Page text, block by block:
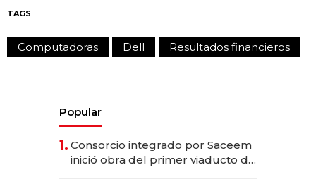
TAGS
Computadoras Dell Resultados financieros
Popular
1. Consorcio integrado por Saceem
inició obra del primer viaducto de